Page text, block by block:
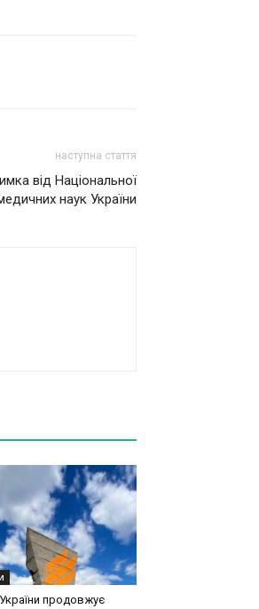
наступна стаття
від Національної
наук України
продовжує